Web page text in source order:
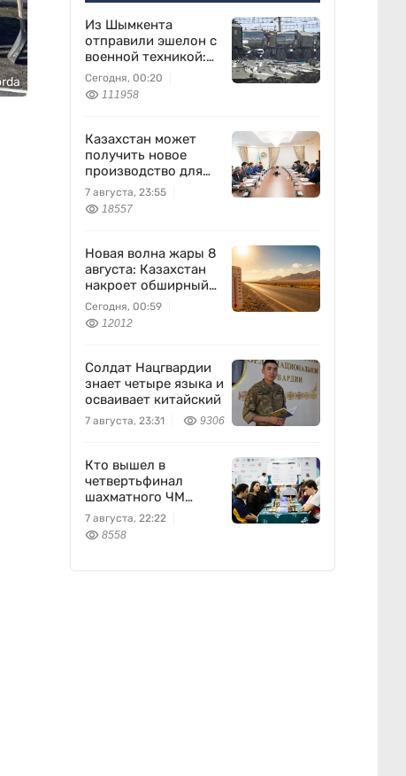
Из Шымкента
отправили эшелон с
военной техникой:
что известно
Сегодня, 00:20
111958
Казахстан может
получить новое
производство для
химпрома и
энергетики
7 августа, 23:55
18557
Новая волна жары 8
августа: Казахстан
накроет обширный
антициклон
Сегодня, 00:59
12012
Солдат Нацгвардии
знает четыре языка и
осваивает китайский
7 августа, 23:31 9306
Кто вышел в
четвертьфинал
шахматного ЧМ
среди университетов
7 августа, 22:22
8558